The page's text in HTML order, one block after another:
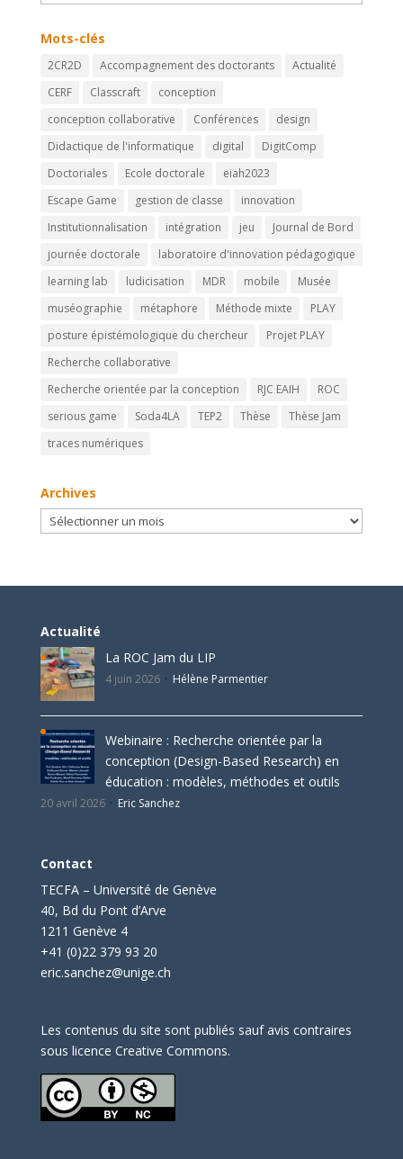
Mots-clés
2CR2D Accompagnement des doctorants
Actualité
CERF
Classcraft
conception
conception collaborative
Conférences
design
Didactique de l'informatique
digital
DigitComp
Doctoriales
Ecole doctorale
eiah2023
Escape Game
gestion de classe
innovation
Institutionnalisation
intégration jeu
Journal de Bord
journée doctorale
laboratoire d'innovation pédagogique
learning lab
ludicisation MDR mobile
Musée
muséographie
métaphore Méthode mixte
PLAY
posture épistémologique du chercheur
Projet PLAY
Recherche collaborative
Recherche orientée par la conception
RJC EAIH
ROC
serious game
Soda4LA TEP2 Thèse
Thèse Jam
traces numériques
Archives
Archives
Actualité
La ROC Jam du LIP
4 juin 2026 Hélène Parmentier
Webinaire : Recherche orientée par la
conception (Design-Based Research) en
éducation : modèles, méthodes et outils
20 avril 2026 Eric Sanchez
Contact
TECFA – Université de Genève
40, Bd du Pont d’Arve
1211 Genève 4
+41 (0)22 379 93 20
eric.sanchez@unige.ch
Les contenus du site sont publiés sauf avis contraires
sous licence Creative Commons.